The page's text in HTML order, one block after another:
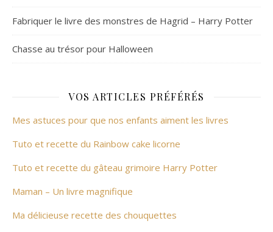
Fabriquer le livre des monstres de Hagrid – Harry Potter
Chasse au trésor pour Halloween
VOS ARTICLES PRÉFÉRÉS
Mes astuces pour que nos enfants aiment les livres
Tuto et recette du Rainbow cake licorne
Tuto et recette du gâteau grimoire Harry Potter
Maman – Un livre magnifique
Ma délicieuse recette des chouquettes